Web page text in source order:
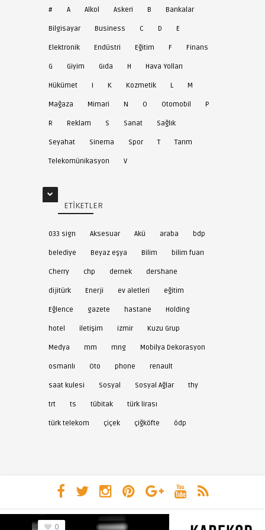
# A Alkol Askeri B Bankalar
Bilgisayar Business C D E
Elektronik Endüstri Eğitim F Finans
G Giyim Gıda H Hava Yolları
Hükümet I K Kozmetik L M
Mağaza Mimari N O Otomobil P
R Reklam S Sanat Sağlık
Seyahat Sinema Spor T Tarım
Telekomünikasyon V
ETIKETLER
033 sign Aksesuar Akü araba bdp
belediye Beyaz eşya Bilim bilim fuarı
Cherry chp dernek dershane
dijitürk Enerji ev aletleri eğitim
Eğlence gazete hastane Holding
hotel iletişim izmir Kuzu Grup
Medya mm mng Mobilya Dekorasyon
osmanlı Oto phone renault
saat kulesi Sosyal Sosyal Ağlar thy
trt ts tübitak türk lirası
türk telekom çiçek çiğköfte ödp
0